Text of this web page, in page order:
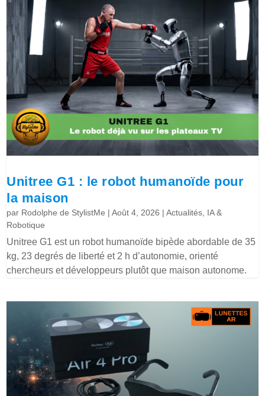
Unitree G1 : le robot humanoïde pour
la maison
par Rodolphe de StylistMe |Août 4, 2026 |Actualités, IA &
Robotique
Unitree G1 est un robot humanoïde bipède abordable de 35
kg, 23 degrés de liberté et 2 h d’autonomie, orienté
chercheurs et développeurs plutôt que maison autonome.